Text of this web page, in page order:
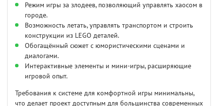
Режим игры за злодеев, позволяющий управлять хаосом в
городе.
Возможность летать, управлять транспортом и строить
конструкции из LEGO деталей.
Обогащённый сюжет с юмористическими сценами и
диалогами.
Интерактивные элементы и мини-игры, расширяющие
игровой опыт.
Требования к системе для комфортной игры минимальны,
что делает проект доступным для большинства современных